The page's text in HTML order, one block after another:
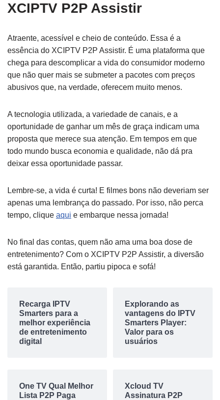
XCIPTV P2P Assistir
Atraente, acessível e cheio de conteúdo. Essa é a
essência do XCIPTV P2P Assistir. É uma plataforma que
chega para descomplicar a vida do consumidor moderno
que não quer mais se submeter a pacotes com preços
abusivos que, na verdade, oferecem muito menos.
A tecnologia utilizada, a variedade de canais, e a
oportunidade de ganhar um mês de graça indicam uma
proposta que merece sua atenção. Em tempos em que
todo mundo busca economia e qualidade, não dá pra
deixar essa oportunidade passar.
Lembre-se, a vida é curta! E filmes bons não deveriam ser
apenas uma lembrança do passado. Por isso, não perca
tempo, clique aqui e embarque nessa jornada!
No final das contas, quem não ama uma boa dose de
entretenimento? Com o XCIPTV P2P Assistir, a diversão
está garantida. Então, partiu pipoca e sofá!
Recarga IPTV
Smarters para a
melhor experiência
de entretenimento
digital
Explorando as
vantagens do IPTV
Smarters Player:
Valor para os
usuários
One TV Qual Melhor
Lista P2P Paga
Xcloud TV
Assinatura P2P